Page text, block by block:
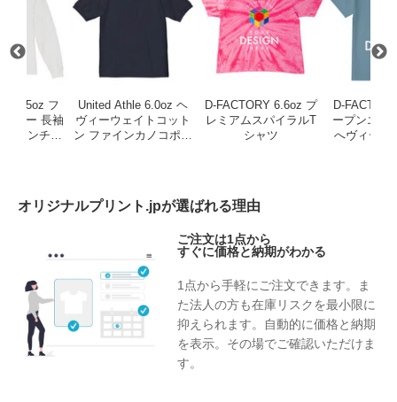
6.5oz フ
ジー 長袖
インチリ
United Athle 6.0oz ヘ
ヴィーウェイトコット
ン ファインカノコポロ
D-FACTORY 6.6oz プ
レミアムスパイラルT
シャツ
D-
ープンエン
へヴィーウ
オリジナルプリント.jpが選ばれる理由
ご注文は1点から
すぐに価格と納期がわかる
1点から手軽にご注文できます。ま
た法人の方も在庫リスクを最小限に
抑えられます。自動的に価格と納期
を表示。その場でご確認いただけま
す。